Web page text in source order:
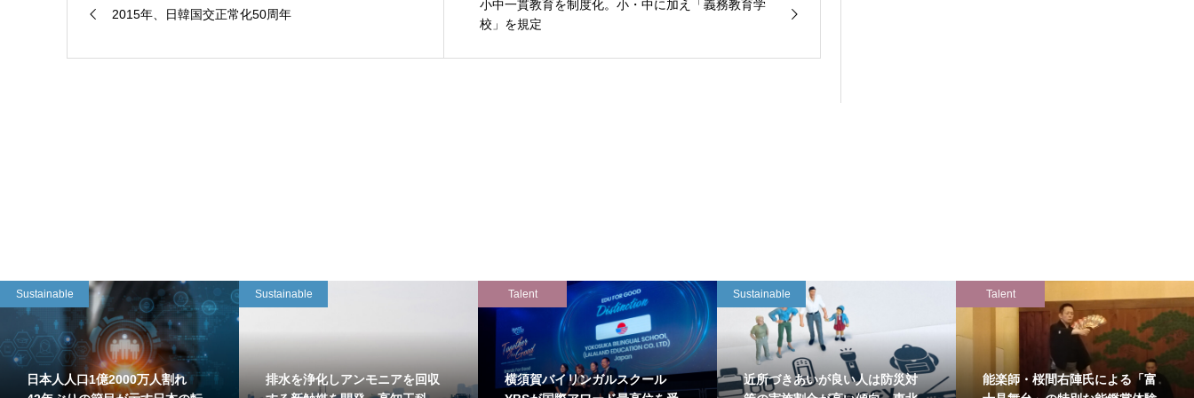
2015年、日韓国交正常化50周年
小中一貫教育を制度化。小・中に加え「義務教育学
校」を規定
Sustainable
日本人人口1億2000万人割れ
Sustainable
排水を浄化しアンモニアを回収
Talent
横須賀バイリンガルスクール
Sustainable
近所づきあいが良い人は防災対
Talent
能楽師・桜間右陣氏による「富